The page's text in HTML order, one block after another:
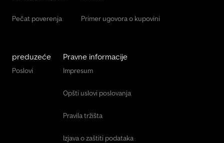
Pečat poverenja Primer ugovora o kupovini
preduzeće
Poslovi
Pravne informacije
Impresum
Opšti uslovi poslovanja
Pravila tržišta
Izjava o zaštiti podataka